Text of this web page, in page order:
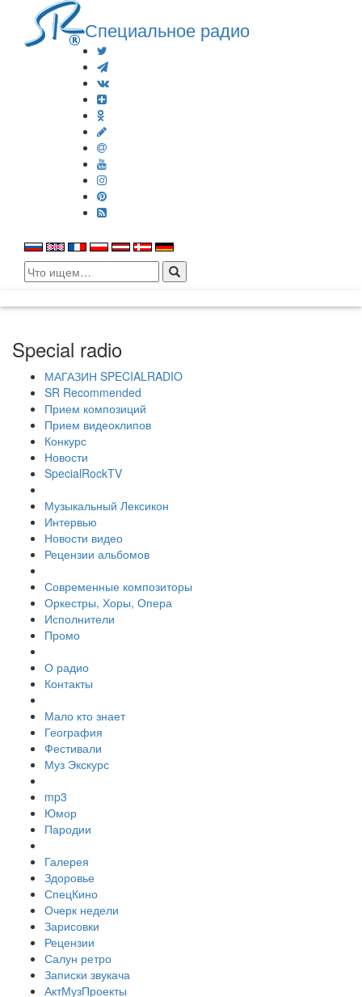
Специальное радио
Search
for:
Special radio
МАГАЗИН SPECIALRADIO
SR Recommended
Прием композиций
Прием видеоклипов
Конкурс
Новости
SpecialRockTV
Музыкальный Лексикон
Интервью
Новости видео
Рецензии альбомов
Современные композиторы
Оркестры, Хоры, Опера
Исполнители
Промо
О радио
Контакты
Мало кто знает
География
Фестивали
Муз Экскурс
mp3
Юмор
Пародии
Галерея
Здоровье
СпецКино
Очерк недели
Зарисовки
Рецензии
Салун ретро
Записки звукача
АктМузПроекты